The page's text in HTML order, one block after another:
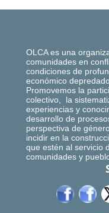
OLCA es una
comunidades en
condiciones de
económico
Promovemos la
colectivo, la
experiencias y
desarrollo de
perspectiva de
incidir en la
que estén al servicio
comunidades y